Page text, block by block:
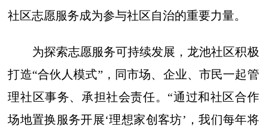
社区志愿服务成为参与社区自治的重要力量。
为探索志愿服务可持续发展，龙池社区积极
打造“合伙人模式”，同市场、企业、市民一起管
理社区事务、承担社会责任。“通过和社区合作
场地置换服务开展‘理想家创客坊’，我们每年将